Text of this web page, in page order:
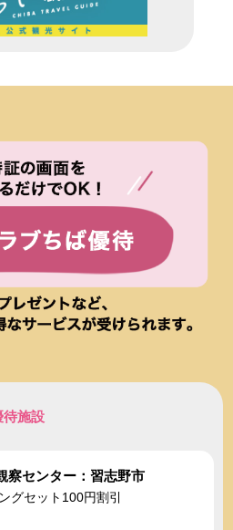
待施設
察センター：習志野市
グセット100円割引